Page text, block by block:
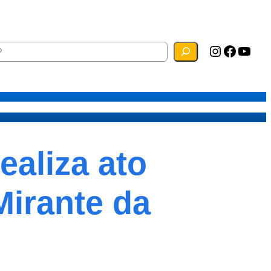
Instagram Facebook YouTube
ato
da